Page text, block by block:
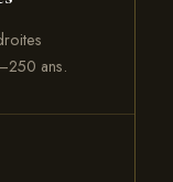
ans.